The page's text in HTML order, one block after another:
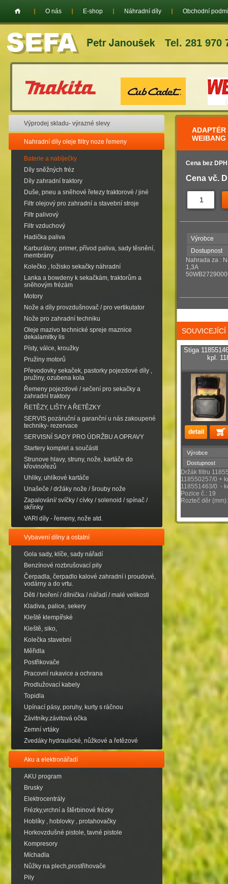
Tel. 281 970
O nás E-shop Náhradní díly Obchodní
Výprodej skladu- výrazné slevy
Nahradní díly oleje filtry noze řemeny
Baterie a nabíječky
Díly sněžných fréz
Díly zahradní traktory
Duše, pneu a sněhové řetezy traktorové / jiné
Filtr olejový pro zahradní a stavební stroje
Filtr palivový
Filtr vzduchový
Hadička paliva
Karburátory, primer, přívod paliva, sady těsnění,
membrány
Kolečko , ložisko sekačky náhradní
Lanka a bowdeny k sekačkám, traktorům a
sněhovým frézám
Motory
Nože a díly provzdušnovač / pro vertikutator
Nože pro zahradní techniku
Oleje mazivo technické spreje maznice
dekalamitky lis
Písty, válce, kroužky
Pružiny motorů
Převodovky sekaček, pastorky pojezdové díly ,
pružiny, ozubena kola
Řemeny pojezdové / sečení pro sekačky a
zahradní traktory
ŘETĚZY, LIŠTY A ŘETĚZKY
SERVIS pozáruční a garanční u nás zakoupené
techniky- rezervace
SERVISNÍ SADY PRO ÚDRŽBU A OPRAVY
Startery komplet a součásti
Strunove hlavy, struny, nože, kartáče do
křovinořezů
Uhliky, uhlíkové kartáče
Unašeče / držáky nože / šrouby nože
Zapalování/ svíčky / cívky / solenoid / spínač /
skřínky
VARI díly - řemeny, nože atd.
Vybavení dílny a ostatní
Gola sady, klíče, sady nářadí
Benzínové rozbrušovací pily
Čerpadla, čerpadlo kalové zahradní i proudové,
vodárny a do vrtu.
Děti / tvoření / dílnička / nářadí / malé velikosti
Kladiva, palice, sekery
Kleště klempířské
Kleště, siko,
Kolečka stavební
Měřidla
Postřikovače
Pracovní rukavice a ochrana
Prodlužovací kabely
Topidla
Upínací pásy, poruhy, kurty s ráčnou
Závitníky.závitová očka
Zemní vrtáky
Zvedáky hydraulické, nůžkové a řetězové
Aku a elektronářadí
AKU program
Brusky
Elektrocentrály
Frézky,vrchní a štěrbinové frézky
Hoblíky , hoblovky , protahovačky
Horkovzdušné pistole, tavné pistole
Kompresory
Míchadla
Nůžky na plech,prostřihovače
Pily
ADAPTÉR
Cena bez
Cena vč.
Výrobce
Dostupnost
Nahrada za :
1,3A
Stiga
kpl.
Výrobce
Dostupnost
Držák filtru
118550257/0 +
118551463/0 -
Pozice č.: 19
Rozteč děr